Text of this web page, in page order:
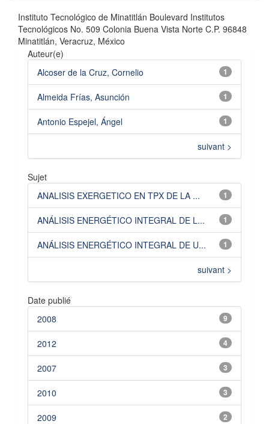
Instituto Tecnológico de Minatitlán Boulevard Institutos
Tecnológicos No. 509 Colonia Buena Vista Norte C.P. 96848
Minatitlán, Veracruz, México
Auteur(e)
1
Alcoser de la Cruz, Cornelio
1
Almeida Frías, Asunción
1
Antonio Espejel, Ángel
suivant >
Sujet
1
ANALISIS EXERGETICO EN TPX DE LA ...
1
ANÁLISIS ENERGÉTICO INTEGRAL DE L...
1
ANÁLISIS ENERGÉTICO INTEGRAL DE U...
suivant >
Date publié
9
2008
4
2012
3
2007
3
2010
2
2009